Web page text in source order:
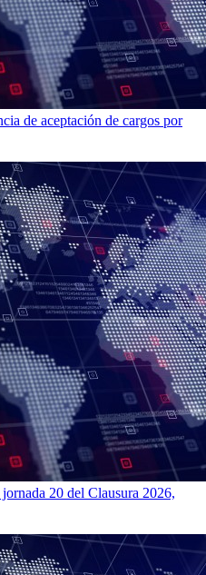
de aceptación de cargos por
20 del Clausura 2026,